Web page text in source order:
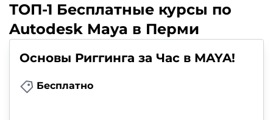
ТОП-1 Бесплатные курсы по
Autodesk Maya в Перми
Основы Риггинга за Час в MAYA!
Бесплатно